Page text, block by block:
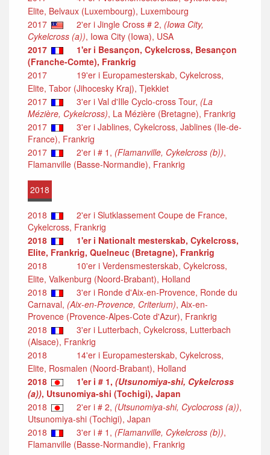
Elite, Belvaux (Luxembourg), Luxembourg
2017
2'er i Jingle Cross # 2, (Iowa City,
Cykelcross (a)), Iowa City (Iowa), USA
2017
1'er i Besançon, Cykelcross, Besançon
(Franche-Comte), Frankrig
2017
19'er i Europamesterskab, Cykelcross,
Elite, Tabor (Jihocesky Kraj), Tjekkiet
2017
3'er i Val d'Ille Cyclo-cross Tour, (La
Mézière, Cykelcross), La Mézière (Bretagne), Frankrig
2017
3'er i Jablines, Cykelcross, Jablines (Ile-de-
France), Frankrig
2017
2'er i # 1, (Flamanville, Cykelcross (b)),
Flamanville (Basse-Normandie), Frankrig
2018
2018
2'er i Slutklassement Coupe de France,
Cykelcross, Frankrig
2018
1'er i Nationalt mesterskab, Cykelcross,
Elite, Frankrig, Quelneuc (Bretagne), Frankrig
2018
10'er i Verdensmesterskab, Cykelcross,
Elite, Valkenburg (Noord-Brabant), Holland
2018
3'er i Ronde d'Aix-en-Provence, Ronde du
Carnaval, (Aix-en-Provence, Criterium), Aix-en-
Provence (Provence-Alpes-Cote d'Azur), Frankrig
2018
3'er i Lutterbach, Cykelcross, Lutterbach
(Alsace), Frankrig
2018
14'er i Europamesterskab, Cykelcross,
Elite, Rosmalen (Noord-Brabant), Holland
2018
1'er i # 1, (Utsunomiya-shi, Cykelcross
(a)), Utsunomiya-shi (Tochigi), Japan
2018
2'er i # 2, (Utsunomiya-shi, Cyclocross (a)),
Utsunomiya-shi (Tochigi), Japan
2018
3'er i # 1, (Flamanville, Cykelcross (b)),
Flamanville (Basse-Normandie), Frankrig